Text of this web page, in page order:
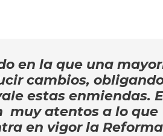
en la que una
cambios,
estas enmiendas.
muy atentos a lo que
en vigor la